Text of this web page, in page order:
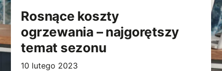
Rosnące koszty
ogrzewania – najgorętszy
temat sezonu
10 lutego 2023